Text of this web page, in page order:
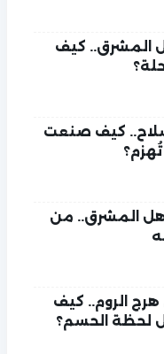
المشرق.. كيف
كيف صنعت
المشرق.. من
الروم.. كيف
لحظة الحسم؟